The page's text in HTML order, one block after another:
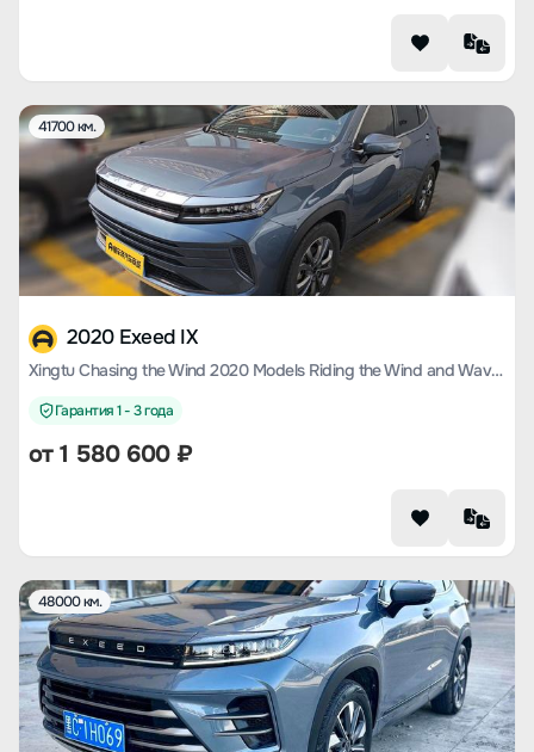
41700 км.
2020 Exeed IX
Xingtu Chasing the Wind 2020 Models Riding the Wind and Waves Version 1.5T CVT Xingyao Version
Гарантия 1 - 3 года
от1 580 600₽
48000 км.